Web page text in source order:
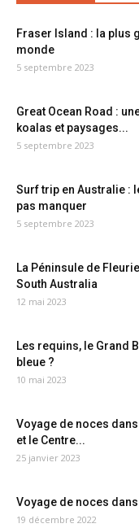
Fraser Island : la plus
monde
5 septembre 2023
Great Ocean Road :
koalas et paysages...
5 septembre 2023
Surf trip en Australie :
pas manquer
5 septembre 2023
La Péninsule de
South Australia
12 mai 2023
Les requins, le Grand
bleue ?
10 mai 2023
Voyage de noces
et le Centre...
25 janvier 2023
Voyage de noces
19 décembre 2022